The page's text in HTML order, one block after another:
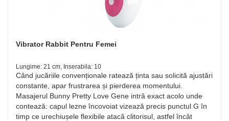
Vibrator Rabbit Pentru Femei
Lungime: 21 cm, Inserabila: 10
Când jucăriile convenționale ratează ținta sau solicită ajustări
constante, apar frustrarea și pierderea momentului.
Masajerul Bunny Pretty Love Gene intră exact acolo unde
contează: capul lezne încovoiat vizează precis punctul G în
timp ce urechiușele flexibile atacă clitorisul, astfel încât